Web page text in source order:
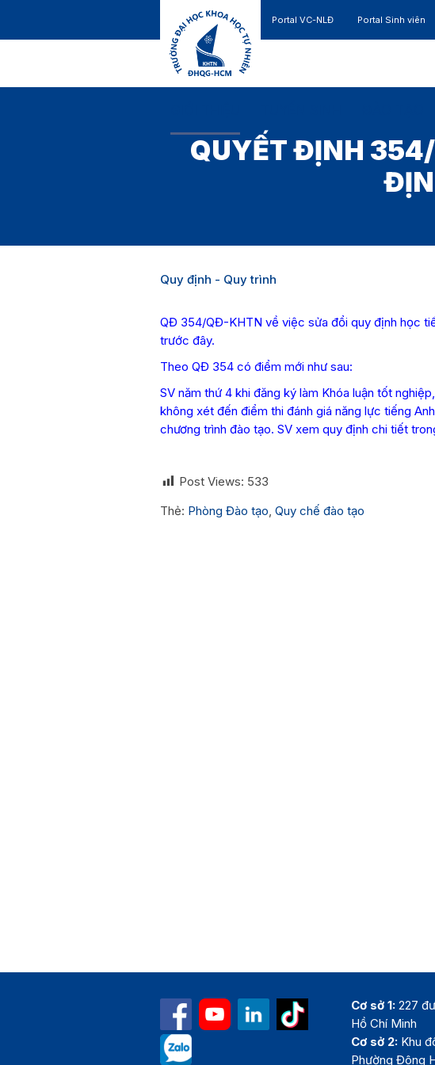
Portal VC-NLĐ Portal Sinh viên
QUYẾT ĐỊNH
Quy định - Quy trình
QĐ 354/QĐ-KHTN về việc sửa đổi quy định học
trước đây.
Theo QĐ 354 có điểm mới như sau:
SV năm thứ 4 khi đăng ký làm Khóa luận tốt
không xét đến điểm thi đánh giá năng lực tiếng
chương trình đào tạo. SV xem quy định chi tiết
Post Views: 533
Thẻ: Phòng Đào tạo, Quy chế đào tạo
Cơ sở 1: 227
Hồ Chí Minh
Cơ sở 2: Khu
Phường Đông